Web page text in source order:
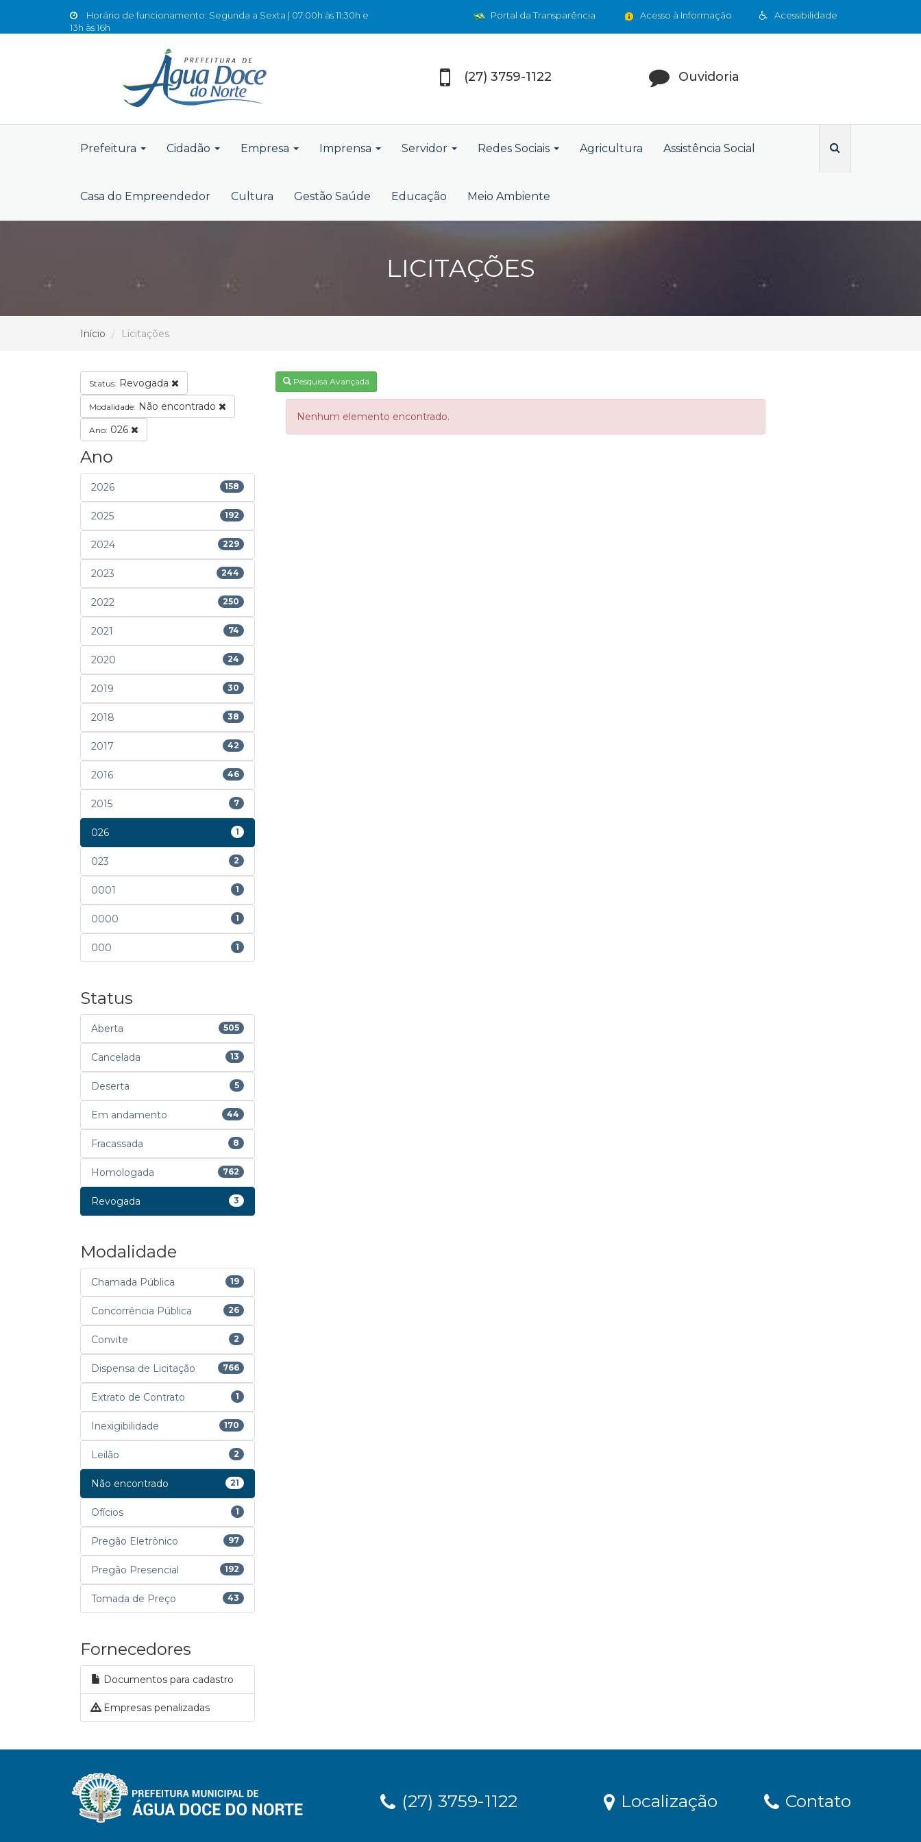
Horário de funcionamento: Segunda a Sexta | 07:00h às 11:30h e
13h às 16h
Acessibilidade
Acesso à Informação
Portal da Transparência
(27) 3759-1122 Ouvidoria
Prefeitura Cidadão Empresa Imprensa Servidor Redes Sociais Agricultura Assistência Social
Casa do Empreendedor Cultura Gestão Saúde Educação Meio Ambiente
LICITAÇÕES
Início Licitações
Status: Revogada
Modalidade: Não encontrado
Ano: 026
Ano
2026 158
2025 192
2024 229
2023 244
2022 250
2021 74
2020 24
2019 30
2018 38
2017 42
2016 46
2015 7
026 1
023 2
0001 1
0000 1
000 1
Status
Aberta 505
Cancelada 13
Deserta 5
Em andamento 44
Fracassada 8
Homologada 762
Revogada 3
Modalidade
Chamada Pública 19
Concorrência Pública 26
Convite 2
Dispensa de Licitação 766
Extrato de Contrato 1
Inexigibilidade 170
Leilão 2
Não encontrado 21
Ofícios 1
Pregão Eletrônico 97
Pregão Presencial 192
Tomada de Preço 43
Fornecedores
Documentos para cadastro
Empresas penalizadas
Pesquisa Avançada
Nenhum elemento encontrado.
(27) 3759-1122 Localização Contato